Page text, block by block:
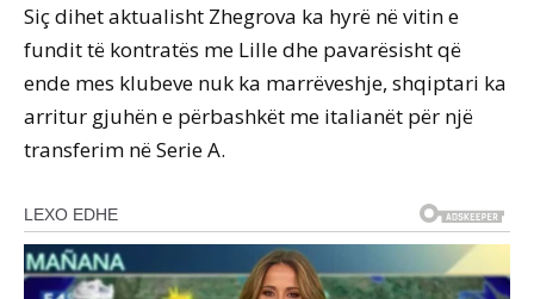
Siç dihet aktualisht Zhegrova ka hyrë në vitin e
fundit të kontratës me Lille dhe pavarësisht që
ende mes klubeve nuk ka marrëveshje, shqiptari ka
arritur gjuhën e përbashkët me italianët për një
transferim në Serie A.